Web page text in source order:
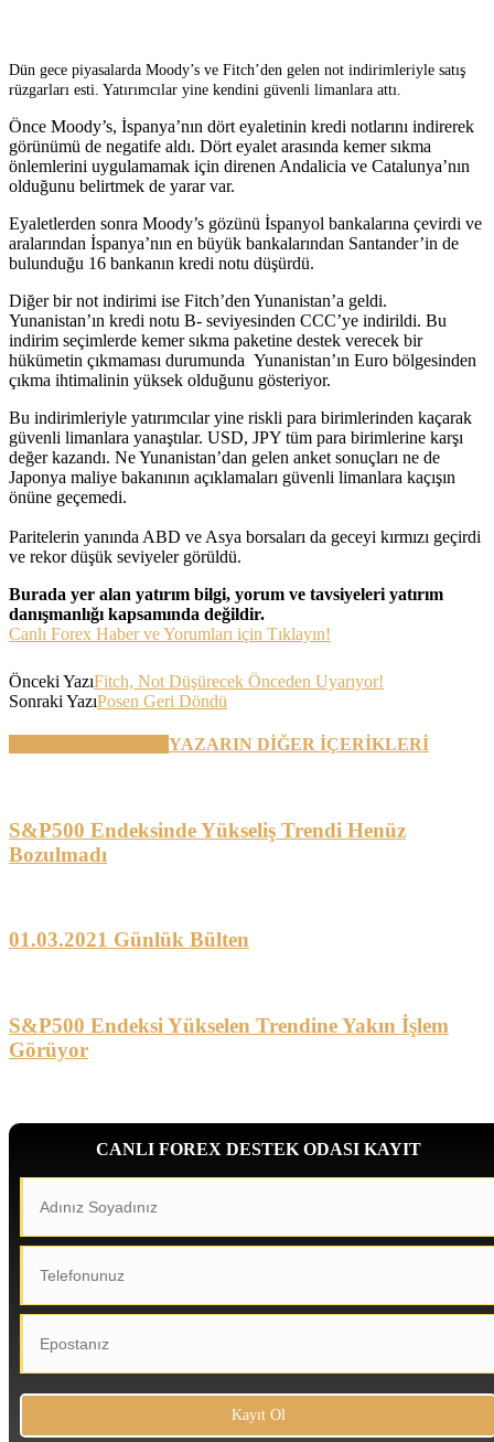
Dün gece piyasalarda Moody’s ve Fitch’den gelen not indirimleriyle satış
rüzgarları esti. Yatırımcılar yine kendini güvenli limanlara attı.
Önce Moody’s, İspanya’nın dört eyaletinin kredi notlarını indirerek
görünümü de negatife aldı. Dört eyalet arasında kemer sıkma
önlemlerini uygulamamak için direnen Andalicia ve Catalunya’nın
olduğunu belirtmek de yarar var.
Eyaletlerden sonra Moody’s gözünü İspanyol bankalarına çevirdi ve
aralarından İspanya’nın en büyük bankalarından Santander’in de
bulunduğu 16 bankanın kredi notu düşürdü.
Diğer bir not indirimi ise Fitch’den Yunanistan’a geldi.
Yunanistan’ın kredi notu B- seviyesinden CCC’ye indirildi. Bu
indirim seçimlerde kemer sıkma paketine destek verecek bir
hükümetin çıkmaması durumunda Yunanistan’ın Euro bölgesinden
çıkma ihtimalinin yüksek olduğunu gösteriyor.
Bu indirimleriyle yatırımcılar yine riskli para birimlerinden kaçarak
güvenli limanlara yanaştılar. USD, JPY tüm para birimlerine karşı
değer kazandı. Ne Yunanistan’dan gelen anket sonuçları ne de
Japonya maliye bakanının açıklamaları güvenli limanlara kaçışın
önüne geçemedi.
Paritelerin yanında ABD ve Asya borsaları da geceyi kırmızı geçirdi
ve rekor düşük seviyeler görüldü.
Burada yer alan yatırım bilgi, yorum ve tavsiyeleri yatırım
danışmanlığı kapsamında değildir.
Canlı Forex Haber ve Yorumları için Tıklayın!
Önceki YazıFitch, Not Düşürecek Önceden Uyarıyor!
Sonraki YazıPosen Geri Döndü
YAZARIN DİĞER İÇERİKLERİ
S&P500 Endeksinde Yükseliş Trendi Henüz
Bozulmadı
01.03.2021 Günlük Bülten
S&P500 Endeksi Yükselen Trendine Yakın İşlem
Görüyor
CANLI FOREX DESTEK ODASI KAYIT